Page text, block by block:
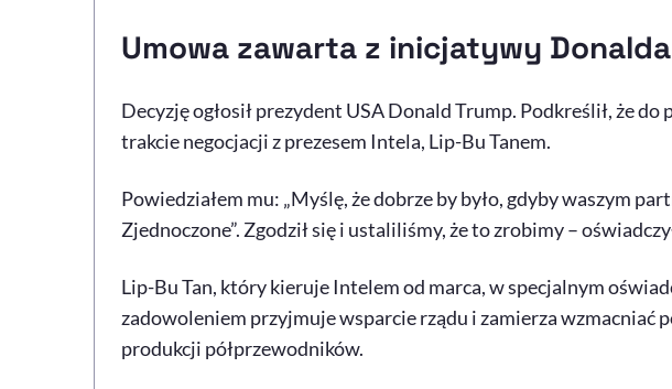
Umowa zawarta z inicjatywy
Decyzję ogłosił prezydent USA Donald Trump. Podkreślił, że do
trakcie negocjacji z prezesem Intela, Lip-Bu Tanem.
Powiedziałem mu: „Myślę, że dobrze by było, gdyby waszym
Zjednoczone”. Zgodził się i ustaliliśmy, że to zrobimy –
Lip-Bu Tan, który kieruje Intelem od marca, w specjalnym
zadowoleniem przyjmuje wsparcie rządu i zamierza wzmacniać
produkcji półprzewodników.